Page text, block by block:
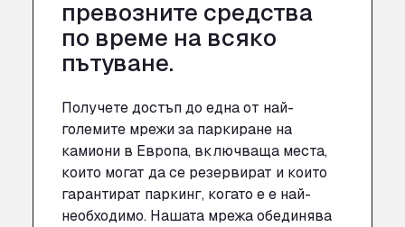
превозните средства
по време на всяко
пътуване.
Получете достъп до една от най-
големите мрежи за паркиране на
камиони в Европа, включваща места,
които могат да се резервират и които
гарантират паркинг, когато ее най-
необходимо. Нашата мрежа обединява